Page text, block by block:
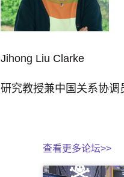
Jihong Liu Clarke
研究教授兼中国关系协
查看更多论坛>>